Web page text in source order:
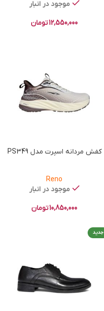
موجود در انبار
12,550,000تومان
کفش مردانه اسپرت مدل PS349
Reno
موجود در انبار
10,850,000تومان
جدید